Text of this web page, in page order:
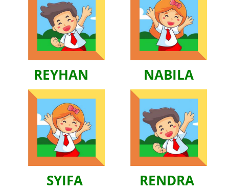
REYHAN NABILA
SYIFA RENDRA